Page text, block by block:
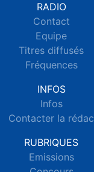
RADIO
Contact
Equipe
Titres diffusés
Fréquences
INFOS
Infos
Contacter la rédac
RUBRIQUES
Emissions